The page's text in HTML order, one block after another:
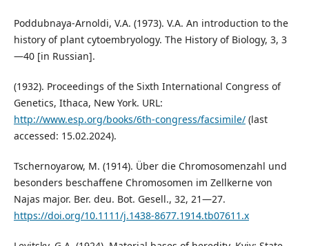
Poddubnaya-Arnoldi, V.A. (1973). V.A. An introduction to the
history of plant cytoembryology. The History of Biology, 3, 3
—40 [in Russian].
(1932). Proceedings of the Sixth International Congress of
Genetics, Ithaca, New York. URL:
http://www.esp.org/books/6th-congress/facsimile/(last
accessed: 15.02.2024).
Tschernoyarow, M. (1914). Über die Chromosomenzahl und
besonders beschaffene Chromosomen im Zellkerne von
Najas major. Ber. deu. Bot. Gesell., 32, 21—27.
https://doi.org/10.1111/j.1438-8677.1914.tb07611.x